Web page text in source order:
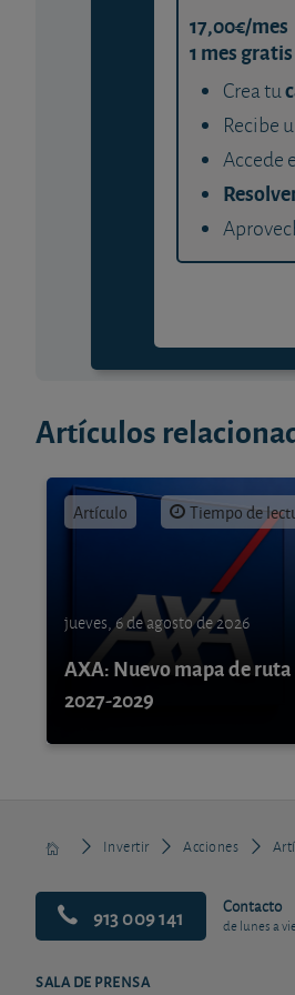
17,00€/mes
1 mes
Crea tu
Recibe
Accede
Artículos
Artículo Tiempo de
jueves, 6 de agosto de 2026
AXA: Nuevo mapa de
2027-2029
Invertir Acciones
913 009 141 Contacto
de lunes a
SALA DE PRENSA